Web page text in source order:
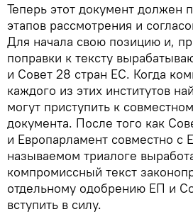
Теперь этот документ должен
этапов рассмотрения и
Для начала свою позицию и,
поправки к тексту
и Совет 28 стран ЕС. Когда
каждого из этих институтов
могут приступить к
документа. После того как
и Европарламент совместно с
называемом триалоге
компромиссный текст
отдельному одобрению ЕП и
вступить в силу.